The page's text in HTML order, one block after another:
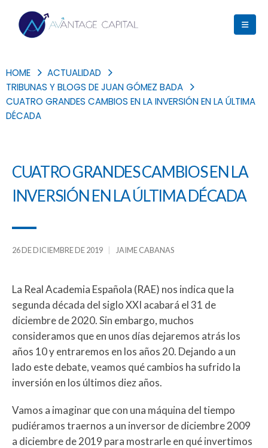
HOME
ACTUALIDAD
TRIBUNAS Y BLOGS DE JUAN GÓMEZ BADA
CUATRO GRANDES CAMBIOS EN LA INVERSIÓN EN LA ÚLTIMA
DÉCADA
CUATRO GRANDES CAMBIOS EN LA
INVERSIÓN EN LA ÚLTIMA DÉCADA
26 DE DICIEMBRE DE 2019 JAIME CABANAS
La Real Academia Española (RAE) nos indica que la
segunda década del siglo XXI acabará el 31 de
diciembre de 2020. Sin embargo, muchos
consideramos que en unos días dejaremos atrás los
años 10 y entraremos en los años 20. Dejando a un
lado este debate, veamos qué cambios ha sufrido la
inversión en los últimos diez años.
Vamos a imaginar que con una máquina del tiempo
pudiéramos traernos a un inversor de diciembre 2009
a diciembre de 2019 para mostrarle en qué invertimos